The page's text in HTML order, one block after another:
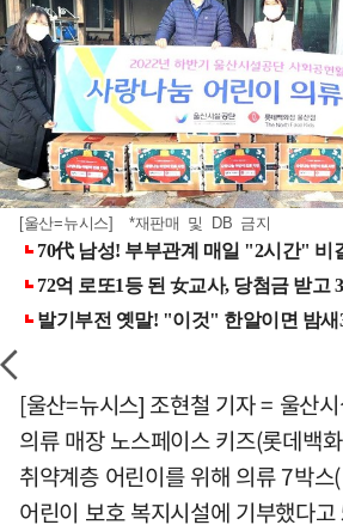
[울산=뉴시스] *재판매 및 DB 금지
[울산=뉴시스] 조현철 기자 = 울산
의류 매장 노스페이스 키즈(롯데백
취약계층 어린이를 위해 의류 7박
어린이 보호 복지시설에 기부했다